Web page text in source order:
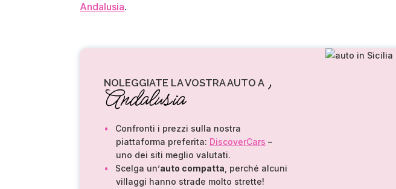
Andalusia.
NOLEGGIATE LA VOSTRA AUTO A ,
Andalusia
Confronti i prezzi sulla nostra
piattaforma preferita: DiscoverCars –
uno dei siti meglio valutati.
Scelga un’auto compatta , perché alcuni
villaggi hanno strade molto strette!